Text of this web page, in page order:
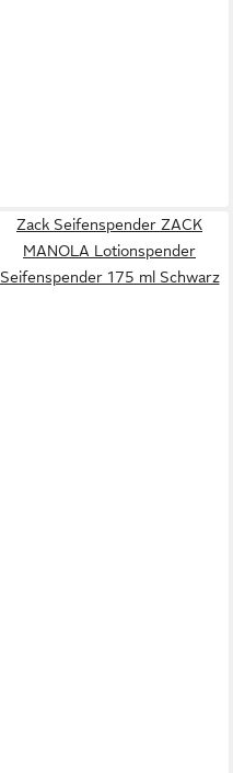
Zack Seifenspender ZACK
MANOLA Lotionspender
Seifenspender 175 ml Schwarz